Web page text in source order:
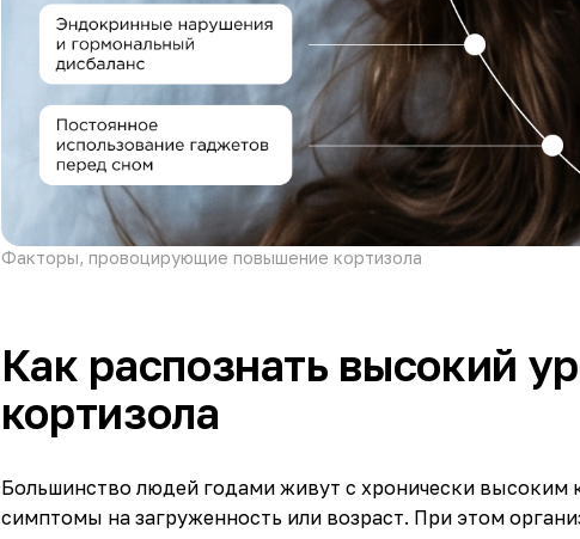
Факторы, провоцирующие повышение кортизола
Как распознать высокий
кортизола
Большинство людей годами живут с хронически высоким
симптомы на загруженность или возраст. При этом